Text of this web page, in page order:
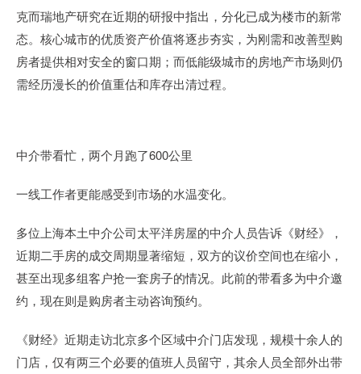
克而瑞地产研究在近期的研报中指出，分化已成为楼市的新常
态。核心城市的优质资产价值将逐步夯实，为刚需和改善型购
房者提供相对安全的窗口期；而低能级城市的房地产市场则仍
需经历漫长的价值重估和库存出清过程。
中介带看忙，两个月跑了600公里
一线工作者更能感受到市场的水温变化。
多位上海本土中介公司太平洋房屋的中介人员告诉《财经》，
近期二手房的成交周期显著缩短，双方的议价空间也在缩小，
甚至出现多组客户抢一套房子的情况。此前的带看多为中介邀
约，现在则是购房者主动咨询预约。
《财经》近期走访北京多个区域中介门店发现，规模十余人的
门店，仅有两三个必要的值班人员留守，其余人员全部外出带